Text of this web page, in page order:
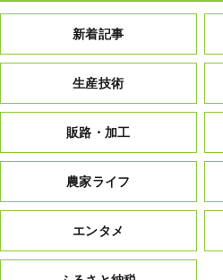
新着記事
生産技術
販路・加工
農家ライフ
エンタメ